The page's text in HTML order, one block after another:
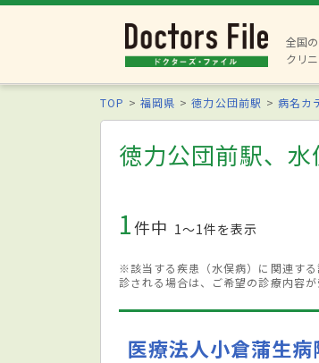
全国
クリ
TOP 福岡県 徳力公団前駅 病名カ
徳力公団前駅、水
1件中 1〜1件を表示
※該当する疾患（水俣病）に関連す
診される場合は、ご希望の診療内容
医療法人小倉蒲生病